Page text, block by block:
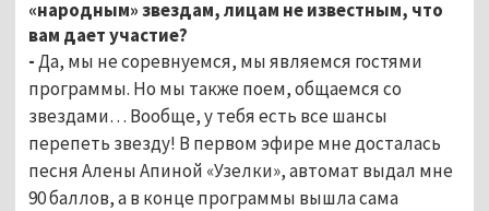
«народным» звездам, лицам не известным, что
вам дает участие?
-Да, мы не соревнуемся, мы являемся гостями
программы. Но мы также поем, общаемся со
звездами… Вообще, у тебя есть все шансы
перепеть звезду! В первом эфире мне досталась
песня Алены Апиной «Узелки», автомат выдал мне
90 баллов, а в конце программы вышла сама